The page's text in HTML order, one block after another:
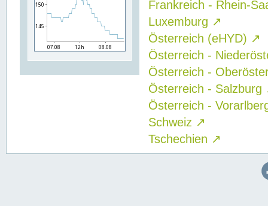
Frankreich - Rhein-
Luxemburg ↗
Österreich (eHYD) ↗
Österreich -
Österreich -
Österreich - Salzburg
Österreich -
Schweiz ↗
Tschechien ↗